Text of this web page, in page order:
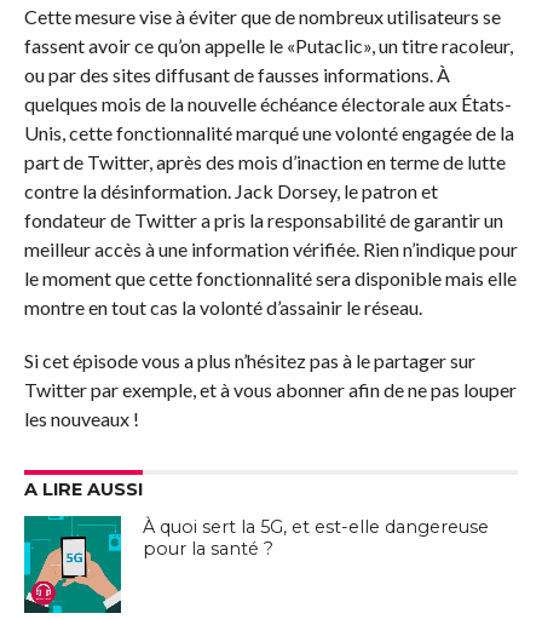
Cette mesure vise à éviter que de nombreux utilisateurs se
fassent avoir ce qu’on appelle le «Putaclic», un titre racoleur,
ou par des sites diffusant de fausses informations. À
quelques mois de la nouvelle échéance électorale aux États-
Unis, cette fonctionnalité marqué une volonté engagée de la
part de Twitter, après des mois d’inaction en terme de lutte
contre la désinformation. Jack Dorsey, le patron et
fondateur de Twitter a pris la responsabilité de garantir un
meilleur accès à une information vérifiée. Rien n’indique pour
le moment que cette fonctionnalité sera disponible mais elle
montre en tout cas la volonté d’assainir le réseau.
Si cet épisode vous a plus n’hésitez pas à le partager sur
Twitter par exemple, et à vous abonner afin de ne pas louper
les nouveaux !
A LIRE AUSSI
À quoi sert la 5G, et est-elle dangereuse
pour la santé ?